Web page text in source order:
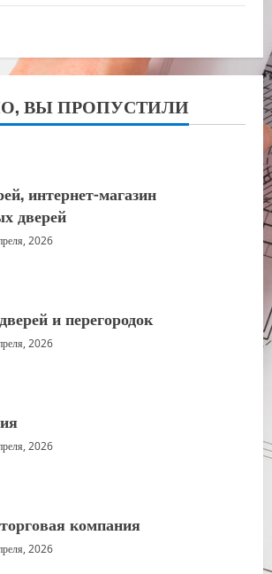
ВЫ ПРОПУСТИЛИ
интернет-магазин
дверей
2026
и перегородок
2026
2026
компания
2026